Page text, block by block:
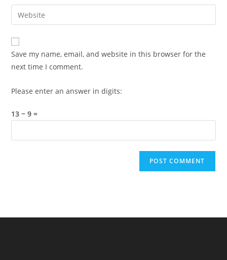
comment
email
address
comment
Enter
your
website
URL
(optional)
Save my name, email, and website in this browser for the
next time I comment.
Please enter an answer in digits:
13 − 9 =